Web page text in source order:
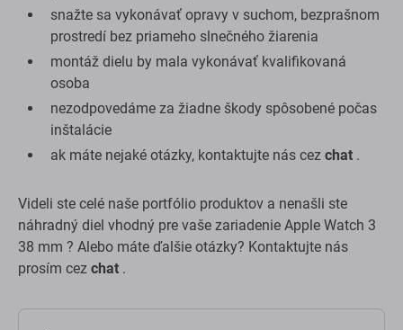
snažte sa vykonávať opravy v suchom, bezprašnom
prostredí bez priameho slnečného žiarenia
montáž dielu by mala vykonávať kvalifikovaná
osoba
nezodpovedáme za žiadne škody spôsobené počas
inštalácie
ak máte nejaké otázky, kontaktujte nás cez chat .
Videli ste celé naše portfólio produktov a nenašli ste
náhradný diel vhodný pre vaše zariadenie Apple Watch 3
38 mm ? Alebo máte ďalšie otázky? Kontaktujte nás
prosím cez chat .